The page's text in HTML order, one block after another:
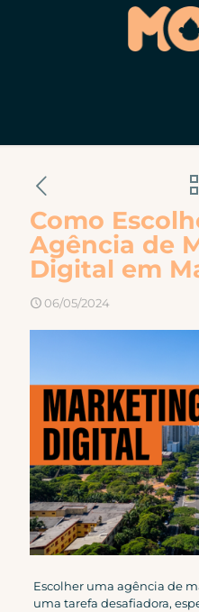
Como
Agência de
Digital em
06/05/2024
Escolher uma agência de
uma tarefa desafiadora,